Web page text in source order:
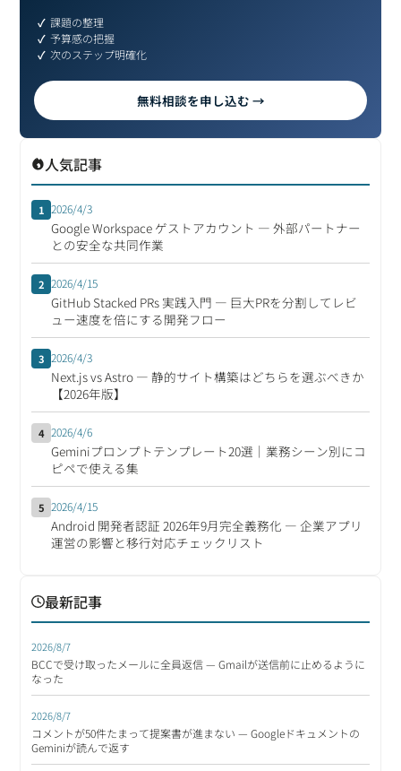
課題の整理
予算感の把握
次のステップ明確化
無料相談を申し込む →
人気記事
1 2026/4/3
Google Workspace ゲストアカウント ― 外部パートナー
との安全な共同作業
2 2026/4/15
GitHub Stacked PRs 実践入門 ― 巨大PRを分割してレビ
ュー速度を倍にする開発フロー
3 2026/4/3
Next.js vs Astro ― 静的サイト構築はどちらを選ぶべきか
【2026年版】
4 2026/4/6
Geminiプロンプトテンプレート20選｜業務シーン別にコ
ピペで使える集
5 2026/4/15
Android 開発者認証 2026年9月完全義務化 ― 企業アプリ
運営の影響と移行対応チェックリスト
最新記事
2026/8/7
BCCで受け取ったメールに全員返信 — Gmailが送信前に止めるように
なった
2026/8/7
コメントが50件たまって提案書が進まない — Googleドキュメントの
Geminiが読んで返す